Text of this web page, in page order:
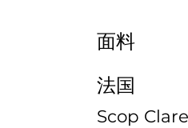
面料
法国
Scop